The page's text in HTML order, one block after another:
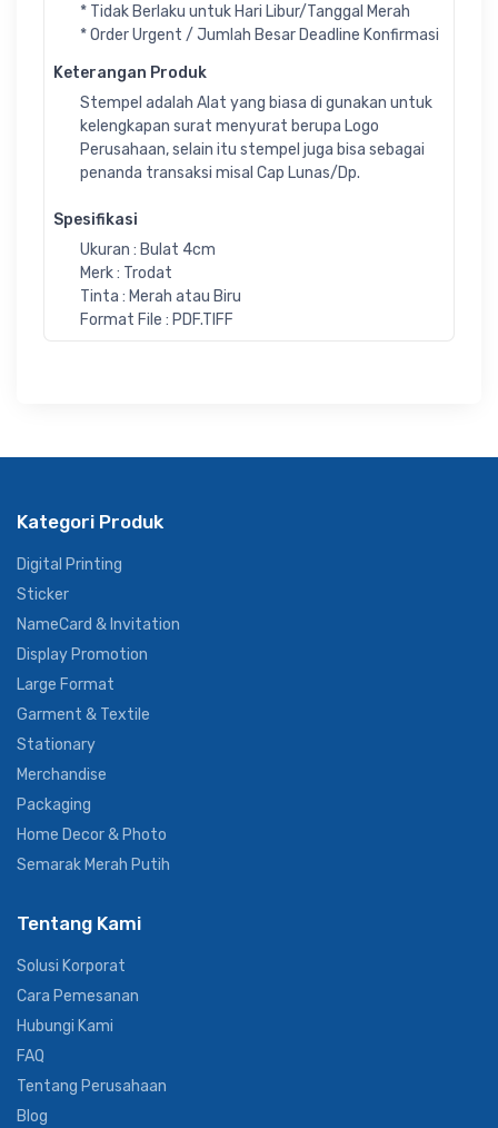
* Tidak Berlaku untuk Hari Libur/Tanggal Merah
* Order Urgent / Jumlah Besar Deadline Konfirmasi
Keterangan Produk
Stempel adalah Alat yang biasa di gunakan untuk
kelengkapan surat menyurat berupa Logo
Perusahaan, selain itu stempel juga bisa sebagai
penanda transaksi misal Cap Lunas/Dp.
Spesifikasi
Ukuran : Bulat 4cm
Merk : Trodat
Tinta : Merah atau Biru
Format File : PDF.TIFF
Kategori Produk
Digital Printing
Sticker
NameCard & Invitation
Display Promotion
Large Format
Garment & Textile
Stationary
Merchandise
Packaging
Home Decor & Photo
Semarak Merah Putih
Tentang Kami
Solusi Korporat
Cara Pemesanan
Hubungi Kami
FAQ
Tentang Perusahaan
Blog